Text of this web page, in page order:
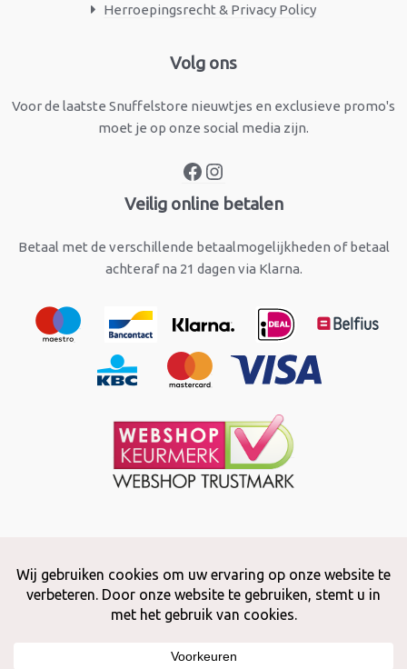
Herroepingsrecht & Privacy Policy
Volg ons
Voor de laatste Snuffelstore nieuwtjes en exclusieve promo's
moet je op onze social media zijn.
Facebook
Veilig online betalen
Betaal met de verschillende betaalmogelijkheden of betaal
achteraf na 21 dagen via Klarna.
Copyright © 2026 Snuffelstore
Adax BV - 0032 (0)50 66 56 51 -info@snuffelstore.be